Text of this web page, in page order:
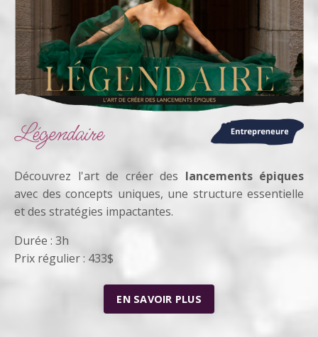
Découvrez l'art de créer des lancements épiques
avec des concepts uniques, une structure essentielle
et des stratégies impactantes.
Durée : 3h
Prix régulier : 433$
EN SAVOIR PLUS